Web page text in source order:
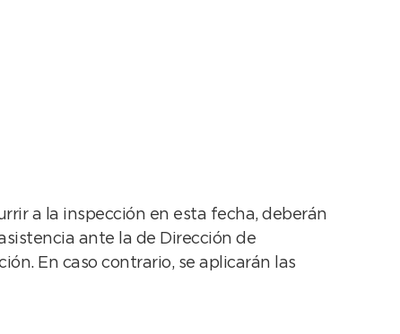
a la inspección en esta fecha, deberán
ante la de Dirección de
En caso contrario, se aplicarán las